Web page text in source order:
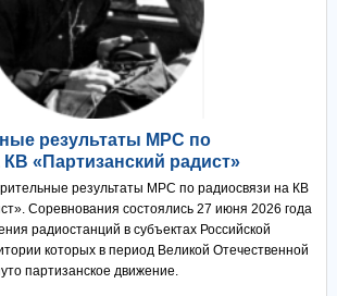
результаты МРС по
«Партизанский радист»
результаты МРС по радиосвязи на КВ
Соревнования состоялись 27 июня 2026 года
радиостанций в субъектах Российской
которых в период Великой Отечественной
партизанское движение.